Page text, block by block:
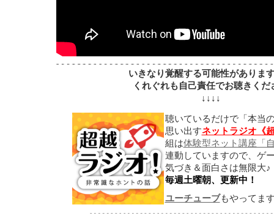
いきなり覚醒する可能性がありま
くれぐれも自己責任でお聴きくだ
↓↓↓↓
聴いているだけで「本当
思い出すネットラジオ《
組は体験型ネット講座「
連動していますので、ゲ
気づき＆面白さは無限大♪
毎週土曜朝、更新中！
ユーチューブもやってま